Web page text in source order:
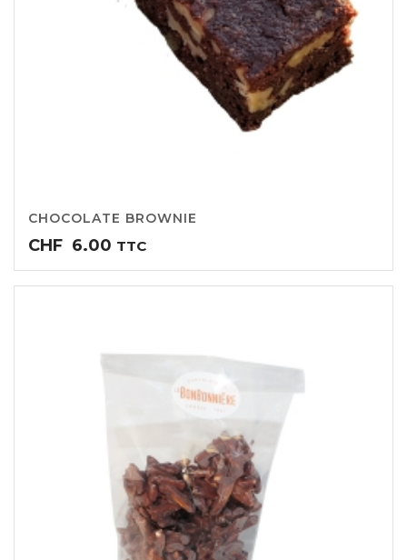
CHOCOLATE BROWNIE
CHF 6.00 TTC